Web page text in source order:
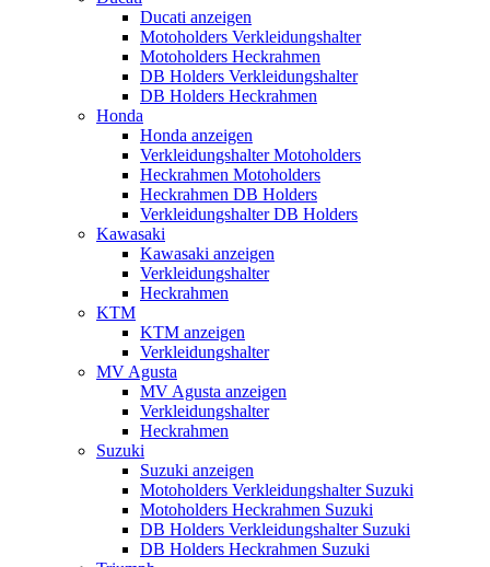
Ducati anzeigen
Motoholders Verkleidungshalter
Motoholders Heckrahmen
DB Holders Verkleidungshalter
DB Holders Heckrahmen
Honda
Honda anzeigen
Verkleidungshalter Motoholders
Heckrahmen Motoholders
Heckrahmen DB Holders
Verkleidungshalter DB Holders
Kawasaki
Kawasaki anzeigen
Verkleidungshalter
Heckrahmen
KTM
KTM anzeigen
Verkleidungshalter
MV Agusta
MV Agusta anzeigen
Verkleidungshalter
Heckrahmen
Suzuki
Suzuki anzeigen
Motoholders Verkleidungshalter Suzuki
Motoholders Heckrahmen Suzuki
DB Holders Verkleidungshalter Suzuki
DB Holders Heckrahmen Suzuki